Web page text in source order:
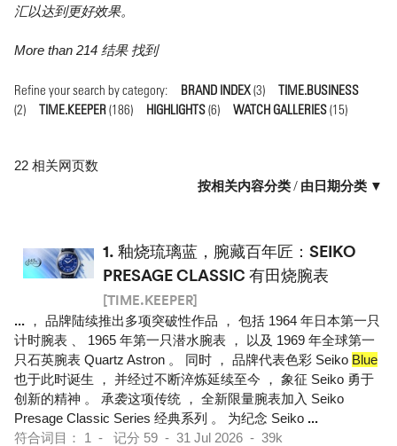
汇以达到更好效果。
More than 214 结果 找到
Refine your search by category: BRAND INDEX(3)
TIME.BUSINESS
(2)
TIME.KEEPER(186) HIGHLIGHTS(6) WATCH GALLERIES(15)
22 相关网页数
按相关内容分类/ 由日期分类 ▼
1. 釉烧琉璃蓝，腕藏百年匠：SEIKO
PRESAGE CLASSIC 有田烧腕表
[TIME.KEEPER]
... ， 品牌陆续推出多项突破性作品 ， 包括 1964 年日本第一只
计时腕表 、 1965 年第一只潜水腕表 ， 以及 1969 年全球第一
只石英腕表 Quartz Astron 。 同时 ， 品牌代表色彩 Seiko Blue
也于此时诞生 ， 并经过不断淬炼延续至今 ， 象征 Seiko 勇于
创新的精神 。 承袭这项传统 ， 全新限量腕表加入 Seiko
Presage Classic Series 经典系列 。 为纪念 Seiko ...
符合词目： 1 - 记分 59 - 31 Jul 2026 - 39k